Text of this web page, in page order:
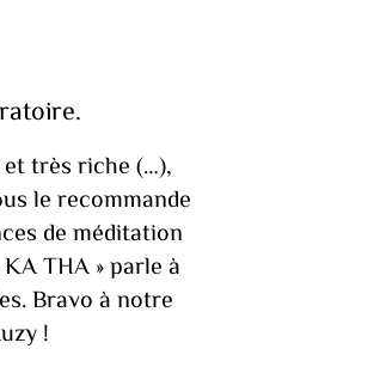
très riche (…),
le recommande
de méditation
THA » parle à
Bravo à notre
!